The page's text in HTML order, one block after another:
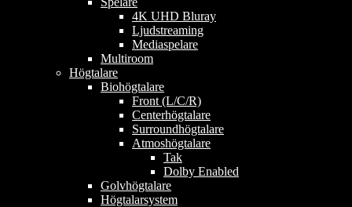
4K UHD Bluray
Ljudstreaming
Mediaspelare
Multiroom
Högtalare
Biohögtalare
Front (L/C/R)
Centerhögtalare
Surroundhögtalare
Atmoshögtalare
Tak
Dolby Enabled
Golvhögtalare
Högtalarsystem